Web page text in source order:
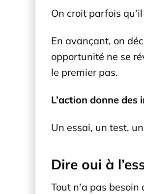
On croit parfois
En avançant, on
opportunité ne se
le premier pas.
L’action donne
Un essai, un test,
Dire oui à
Tout n’a pas